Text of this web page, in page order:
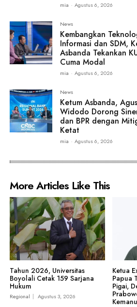
mia - Agustus 6, 2026
News
Kembangkan
Informasi dan SDM,
Asbanda Tekankan
Cuma Modal
mia - Agustus 6, 2026
News
Ketum Asbanda,
Widodo Dorong
dan BPR dengan
Ketat
mia - Agustus 6, 2026
More Articles Like This
Tahun 2026, Universitas
Boyolali Cetak 159 Sarjana
Hukum
Regional Agustus 3, 2026
Ketua
Papua
Pigai,